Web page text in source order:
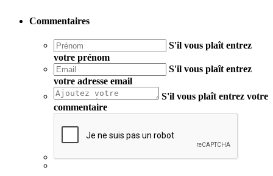
Commentaires
S'il vous plaît entrez
votre prénom
S'il vous plaît entrez
votre adresse email
S'il vous plaît entrez votre
commentaire